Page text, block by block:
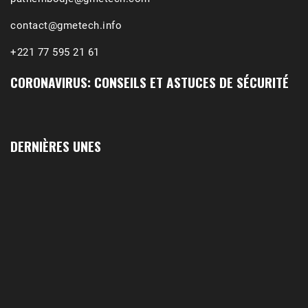
contact@gmetech.info
+221 77 595 21 61
CORONAVIRUS: CONSEILS ET ASTUCES DE SÉCURITÉ
DERNIÈRES UNES